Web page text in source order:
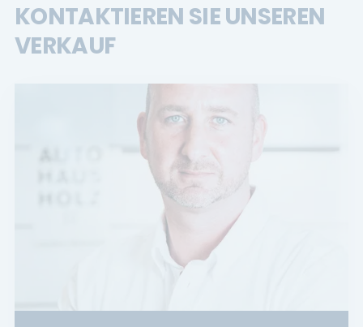
KONTAKTIEREN SIE UNSEREN
VERKAUF